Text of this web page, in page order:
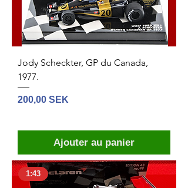
Jody Scheckter, GP du Canada,
1977.
Prix
200,00 SEK
Ajouter au panier
1:43